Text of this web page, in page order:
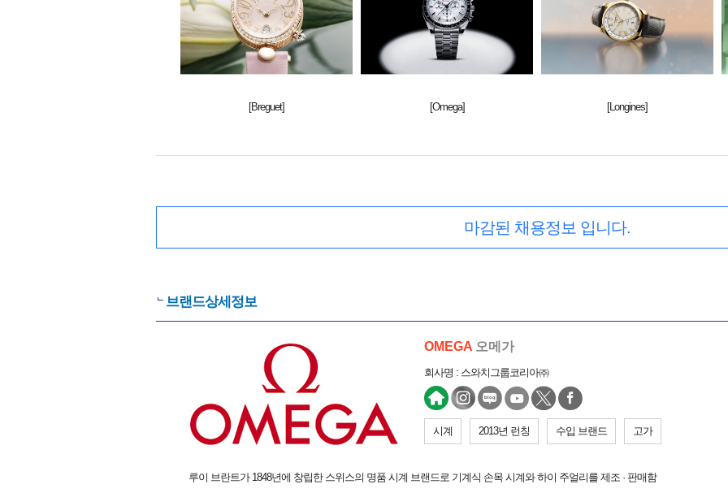
[Breguet] [Omega] [Longines]
마감된 채용정보 입니다.
브랜드상세정보
OMEGA 오메가
회사명 : 스와치그룹코리아㈜
시계 2013년 런칭 수입 브랜드 고가
루이 브란트가 1848년에 창립한 스위스의 명품 시계 브랜드로 기계식 손목 시계와 하이 주얼리를 제조 · 판매함